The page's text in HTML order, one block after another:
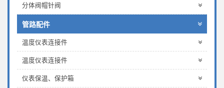
分体阀帽针阀
管路配件
温度仪表连接件
温度仪表连接件
仪表保温、保护箱